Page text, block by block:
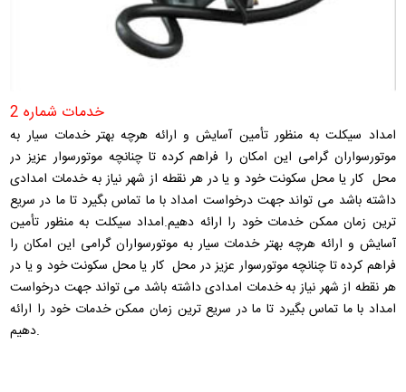
خدمات شماره 2
امداد سیکلت به منظور تأمین آسایش و ارائه هرچه بهتر خدمات سیار به
موتورسواران گرامی این امکان را فراهم کرده تا چنانچه موتورسوار عزیز در
محل کار یا محل سکونت خود و یا در هر نقطه از شهر نیاز به خدمات امدادی
داشته باشد می تواند جهت درخواست امداد با ما تماس بگیرد تا ما در سریع
ترین زمان ممکن خدمات خود را ارائه دهیم.امداد سیکلت به منظور تأمین
آسایش و ارائه هرچه بهتر خدمات سیار به موتورسواران گرامی این امکان را
فراهم کرده تا چنانچه موتورسوار عزیز در محل کار یا محل سکونت خود و یا در
هر نقطه از شهر نیاز به خدمات امدادی داشته باشد می تواند جهت درخواست
امداد با ما تماس بگیرد تا ما در سریع ترین زمان ممکن خدمات خود را ارائه
دهیم.